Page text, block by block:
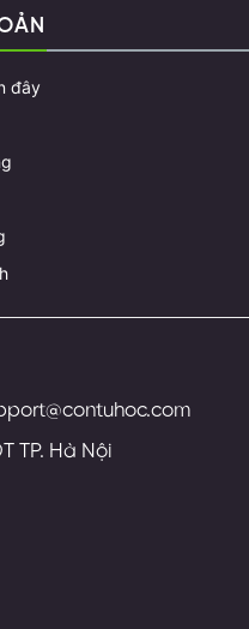
đây
TP. Hà Nội